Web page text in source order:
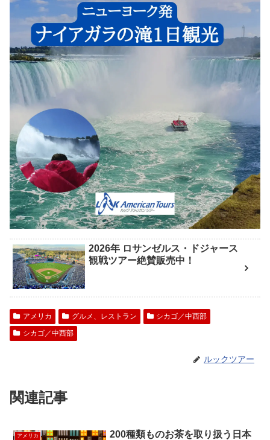
2026年 ロサンゼルス・ドジャース
観戦ツアー絶賛販売中！
アメリカ グルメ、レストラン
シカゴ／中西部
シカゴ／中西部
ルックツアー
関連記事
アメリカ
200種類ものお茶を取り扱う日本